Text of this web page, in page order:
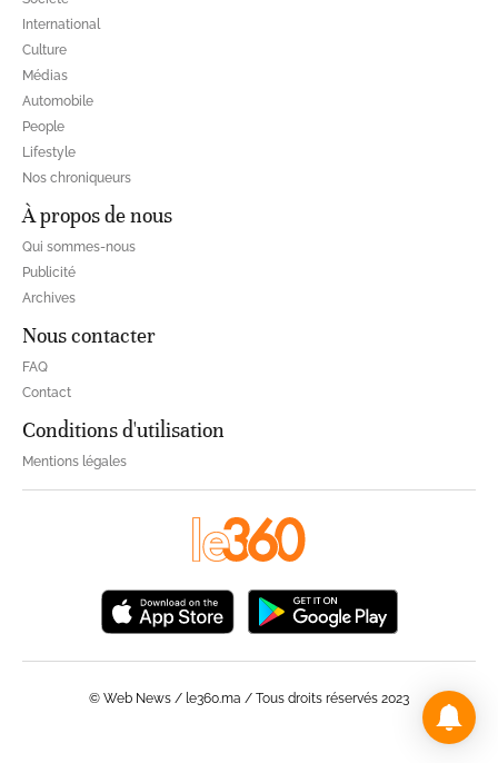
International
Culture
Médias
Automobile
People
Lifestyle
Nos chroniqueurs
À propos de nous
Qui sommes-nous
Publicité
Archives
Nous contacter
FAQ
Contact
Conditions d'utilisation
Mentions légales
© Web News / le360.ma / Tous droits réservés 2023